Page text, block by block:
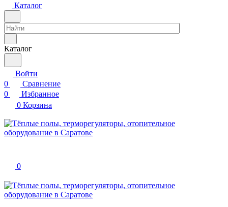
Каталог
Каталог
Войти
0
Сравнение
0
Избранное
0 Корзина
0